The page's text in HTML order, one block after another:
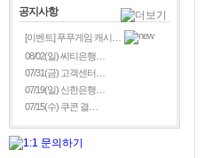
공지사항
[이벤트] 푸푸게임 캐시…
08/02(일) 씨티은행…
07/31(금) 고객센터…
07/19(일) 신한은행…
07/15(수) 쿠콘 결…